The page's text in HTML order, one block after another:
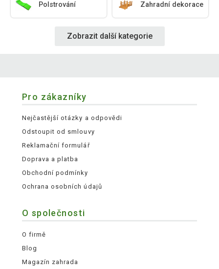
Polstrování Zahradní dekorace
Zobrazit další kategorie
Pro zákazníky
Nejčastější otázky a odpovědi
Odstoupit od smlouvy
Reklamační formulář
Doprava a platba
Obchodní podmínky
Ochrana osobních údajů
O společnosti
O firmě
Blog
Magazín zahrada